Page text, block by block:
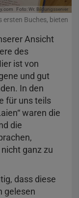
Foto: Wr. Bildungsserver
ersten Buches, bieten
Ansicht
des
ist von
und gut
In den
für uns teils
waren die
die
ganz zu
dass diese
gelesen